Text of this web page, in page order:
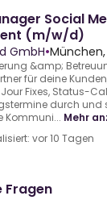
Social
(m/w/d)
GmbH•München,
&amp;
für deine
Fixes, Status-
durch und
Kommuni... Mehr
vor 10 Tagen
Fragen